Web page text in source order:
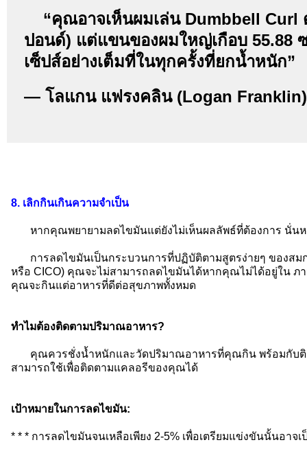
“คุณอาจเห็นผมเล่น Dumbbell Curl
ปอนด์) แต่แขนของผมใหญ่เกือบ 55.88
เซ็ปส์อย่างเต็มที่ในทุกครั้งที่ยกน้ำหนัก”
— โลแกน แฟรงคลิน (Logan
8. เลิกกินเกินความจำเป็น
หากคุณพยายามลดไขมันแต่ยังไม่เห็นผลลัพธ์ที่ต้องการ นั่น
การลดไขมันเป็นกระบวนการที่ปฏิบัติตามสูตรง่ายๆ ของสมก
หรือ CICO) คุณจะไม่สามารถลดไขมันได้หากคุณไม่ได้อยู่ใน ภ
คุณจะกินแต่อาหารที่ดีต่อสุขภาพทั้งหมด
ทำไมต้องติดตามปริมาณอาหาร?
คุณควรชั่งน้ำหนักและวัดปริมาณอาหารที่คุณกิน พร้อมกับติ
สามารถใช้เพื่อติดตามแคลอรีของคุณได้
เป้าหมายในการลดไขมัน:
* * * การลดไขมันจนเหลือเพียง 2-5% เพื่อเตรียมแข่งขันนั้นอาจเ